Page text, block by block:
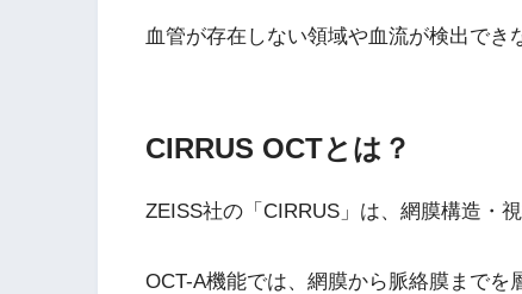
血管が存在しない領域や血流が検出でき
CIRRUS OCTとは？
ZEISS社の「CIRRUS」は、網膜構造・
OCT-A機能では、網膜から脈絡膜までを